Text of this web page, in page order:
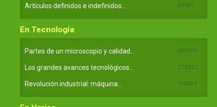
Artículos definidos e indefinidos... 66181
En Tecnología
Partes de un microscopio y calidad... 369765
Los grandes avances tecnológicos... 272923
Revolución industrial: máquina... 162459